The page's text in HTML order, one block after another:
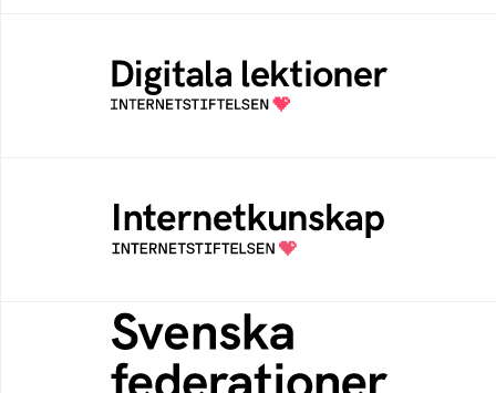
Öppen digital lärresurs med färdiga lektioner
för alla stadier i grundskolan
Samlad kunskap som hjälper dig att bli en
säker och medveten internetanvändare
Svenska federationer
Grunden för medlemskap i en sektors- eller
kontextspecifik federation